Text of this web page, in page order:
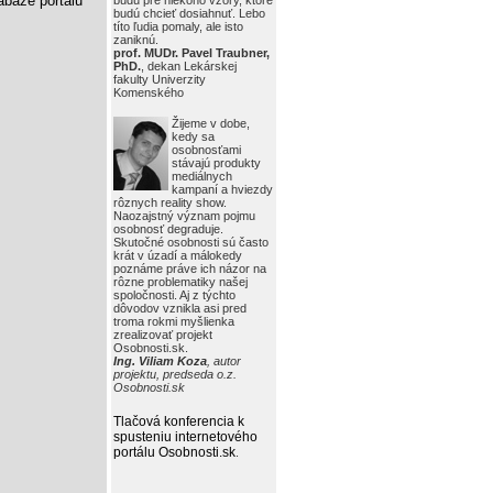
budú chcieť dosiahnuť. Lebo
títo ľudia pomaly, ale isto
zaniknú.
prof. MUDr. Pavel Traubner,
PhD. , dekan Lekárskej
fakulty Univerzity
Komenského
Žijeme v dobe,
kedy sa
osobnosťami
stávajú produkty
mediálnych
kampaní a hviezdy
rôznych reality show.
Naozajstný význam pojmu
osobnosť degraduje.
Skutočné osobnosti sú často
krát v úzadí a málokedy
poznáme práve ich názor na
rôzne problematiky našej
spoločnosti. Aj z týchto
dôvodov vznikla asi pred
troma rokmi myšlienka
zrealizovať projekt
Osobnosti.sk.
Ing. Viliam Koza , autor
projektu, predseda o.z.
Osobnosti.sk
Tlačová konferencia k
spusteniu internetového
portálu Osobnosti.sk